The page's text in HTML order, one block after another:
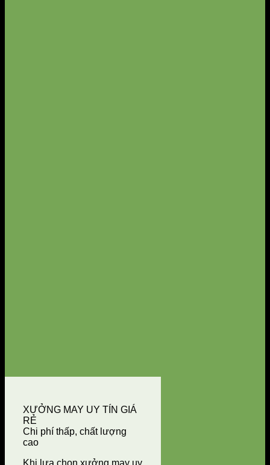
XƯỞNG MAY UY TÍN GIÁ
RẺ
Chi phí thấp, chất lượng
cao
Khi lựa chọn xưởng may uy